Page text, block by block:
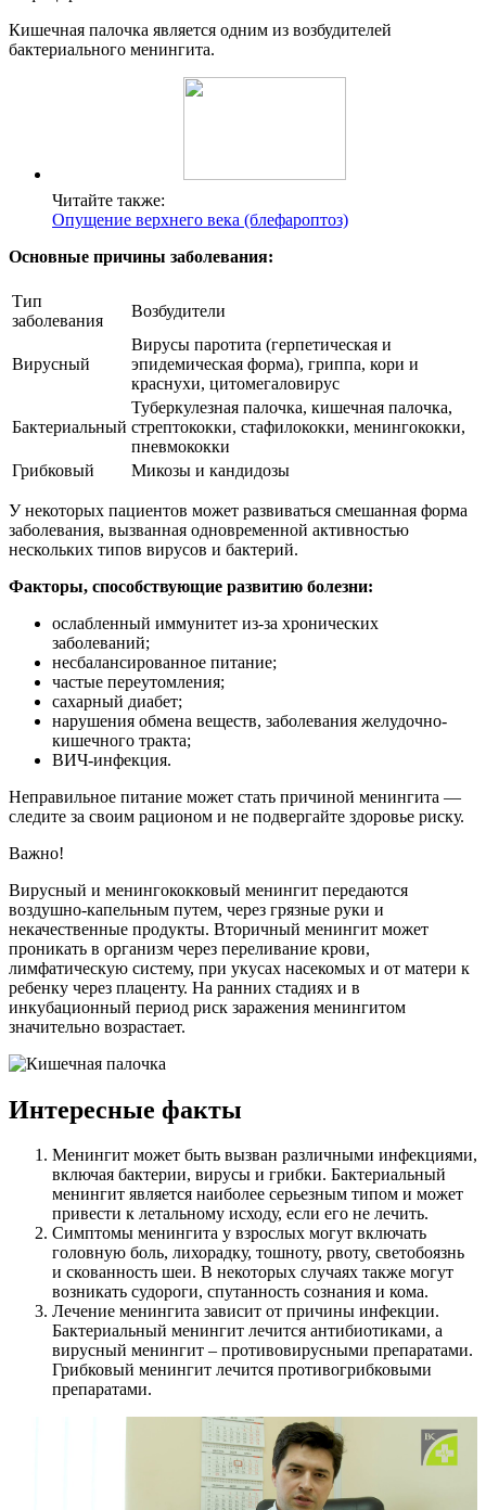
Кишечная палочка является одним из возбудителей
бактериального менингита.
Читайте также:
Опущение верхнего века (блефароптоз)
Основные причины заболевания:
Тип
заболевания
Возбудители
Вирусный
Вирусы паротита (герпетическая и
эпидемическая форма), гриппа, кори и
краснухи, цитомегаловирус
Бактериальный
Туберкулезная палочка, кишечная палочка,
стрептококки, стафилококки, менингококки,
пневмококки
Грибковый
Микозы и кандидозы
У некоторых пациентов может развиваться смешанная форма
заболевания, вызванная одновременной активностью
нескольких типов вирусов и бактерий.
Факторы, способствующие развитию болезни:
ослабленный иммунитет из-за хронических
заболеваний;
несбалансированное питание;
частые переутомления;
сахарный диабет;
нарушения обмена веществ, заболевания желудочно-
кишечного тракта;
ВИЧ-инфекция.
Неправильное питание может стать причиной менингита —
следите за своим рационом и не подвергайте здоровье риску.
Важно!
Вирусный и менингококковый менингит передаются
воздушно-капельным путем, через грязные руки и
некачественные продукты. Вторичный менингит может
проникать в организм через переливание крови,
лимфатическую систему, при укусах насекомых и от матери к
ребенку через плаценту. На ранних стадиях и в
инкубационный период риск заражения менингитом
значительно возрастает.
Интересные факты
Менингит может быть вызван различными инфекциями,
включая бактерии, вирусы и грибки. Бактериальный
менингит является наиболее серьезным типом и может
привести к летальному исходу, если его не лечить.
Симптомы менингита у взрослых могут включать
головную боль, лихорадку, тошноту, рвоту, светобоязнь
и скованность шеи. В некоторых случаях также могут
возникать судороги, спутанность сознания и кома.
Лечение менингита зависит от причины инфекции.
Бактериальный менингит лечится антибиотиками, а
вирусный менингит – противовирусными препаратами.
Грибковый менингит лечится противогрибковыми
препаратами.